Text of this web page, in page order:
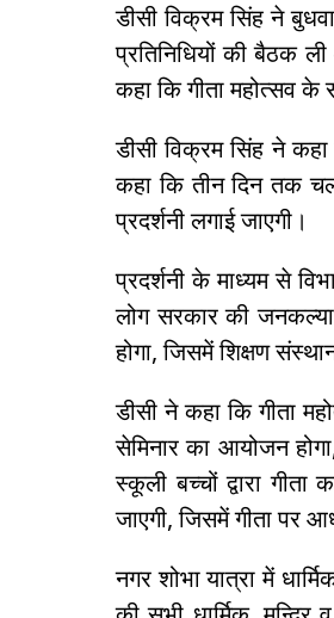
डीसी विक्रम सिंह ने
प्रतिनिधियों की बैठक
कहा कि गीता महोत्सव
डीसी विक्रम सिंह ने
कहा कि तीन दिन तक
प्रदर्शनी लगाई जाएगी।
प्रदर्शनी के माध्यम से
लोग सरकार की
होगा, जिसमें शिक्षण
डीसी ने कहा कि गीता
सेमिनार का आयोजन
स्कूली बच्चों द्वारा
जाएगी, जिसमें गीता पर
नगर शोभा यात्रा में